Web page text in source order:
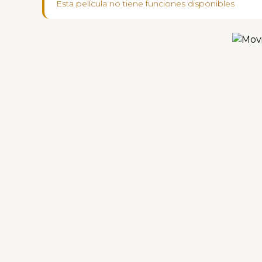
Esta película no tiene funciones disponibles